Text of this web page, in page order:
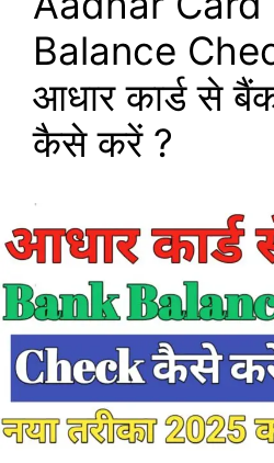
Balance
आधार कार्ड से
कैसे करें ?